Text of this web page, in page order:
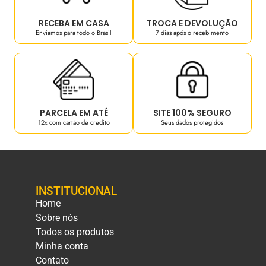
RECEBA EM CASA
Enviamos para todo o Brasil
TROCA E DEVOLUÇÃO
7 dias após o recebimento
PARCELA EM ATÉ
12x com cartão de credito
SITE 100% SEGURO
Seus dados protegidos
INSTITUCIONAL
Home
Sobre nós
Todos os produtos
Minha conta
Contato